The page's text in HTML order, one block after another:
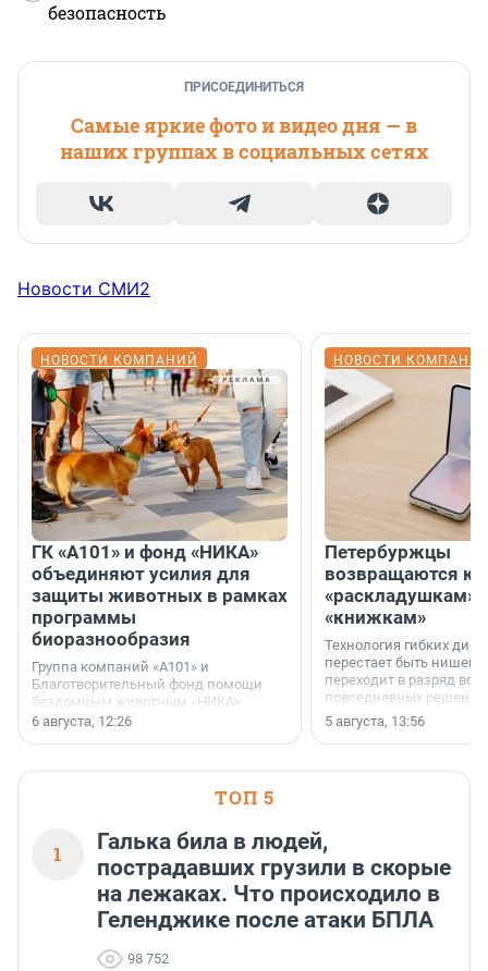
безопасность
ПРИСОЕДИНИТЬСЯ
Самые яркие фото и видео дня — в
наших группах в социальных сетях
Новости СМИ2
НОВОСТИ КОМПАНИЙ
ГК «А101» и фонд «НИКА»
объединяют усилия для
защиты животных в рамках
программы
биоразнообразия
Группа компаний «А101» и
Благотворительный фонд помощи
бездомным животным «НИКА»
заключили соглашение о
6 августа, 12:26
НОВОСТИ
Петербуржцы
возвращаются к
«раскладушкам»
«книжкам»
Технология гибких
перестает быть
переходит в разряд
повседневных
5 августа, 13:56
ТОП 5
1
Галька била в людей,
пострадавших грузили в скорые
на лежаках. Что происходило в
Геленджике после атаки БПЛА
98 752